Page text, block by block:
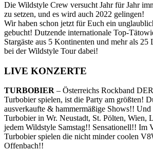
Die Wildstyle Crew versucht Jahr für Jahr
zu setzen, und es wird auch 2022 gelingen!
Wir haben schon jetzt für Euch ein
gebucht! Dutzende internationale Top-
Stargäste aus 5 Kontinenten und mehr als 25
bei der Wildstyle Tour dabei!
LIVE KONZERTE
TURBOBIER – Österreichs Rockband
Turbobier spielen, ist die Party am größten!
ausverkaufte & hammermäßige Shows!! Und
Turbobier in Wr. Neustadt, St. Pölten, Wien,
jedem Wildstyle Samstag!! Sensationell!! Im
Turbobier spielen die nicht minder coolen
Offenbach!!